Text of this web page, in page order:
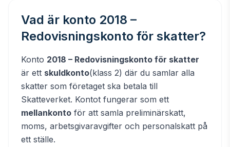
Vad är konto 2018 –
Redovisningskonto för skatter?
Konto 2018 – Redovisningskonto för skatter
är ett skuldkonto(klass 2) där du samlar alla
skatter som företaget ska betala till
Skatteverket. Kontot fungerar som ett
mellankonto för att samla preliminärskatt,
moms, arbetsgivaravgifter och personalskatt på
ett ställe.